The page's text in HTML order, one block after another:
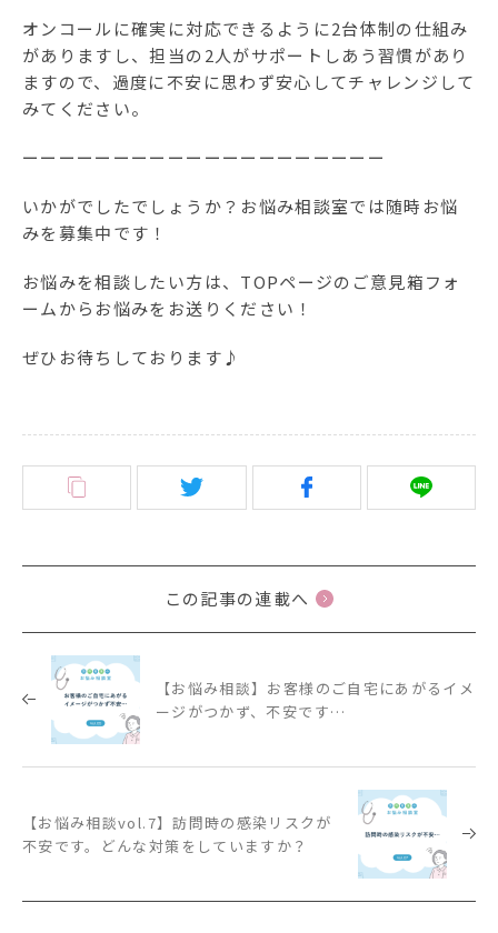
オンコールに確実に対応できるように2台体制の仕組み
がありますし、担当の2人がサポートしあう習慣があり
ますので、過度に不安に思わず安心してチャレンジして
みてください。
ーーーーーーーーーーーーーーーーーーーー
いかがでしたでしょうか？お悩み相談室では随時お悩
みを募集中です！
お悩みを相談したい方は、TOPページのご意見箱フォ
ームからお悩みをお送りください！
ぜひお待ちしております♪
この記事の連載へ
【お悩み相談】お客様のご自宅にあがるイメ
ージがつかず、不安です…
【お悩み相談vol.7】訪問時の感染リスクが
不安です。どんな対策をしていますか？